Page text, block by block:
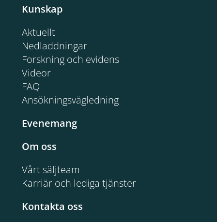
Kunskap
Aktuellt
Nedladdningar
Forskning och evidens
Videor
FAQ
Ansökningsvägledning
Evenemang
Om oss
Vårt säljteam
Karriär och lediga tjänster
Kontakta oss